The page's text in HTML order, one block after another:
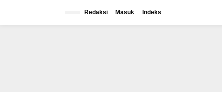
Redaksi Masuk Indeks